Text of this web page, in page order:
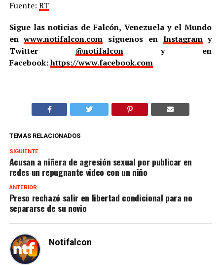
Fuente: RT
Sigue las noticias de Falcón, Venezuela y el Mundo
enwww.notifalcon.com síguenos en Instagramy
Twitter @notifalcony en
Facebook:https://www.facebook.com
TEMAS RELACIONADOS
SIGUIENTE
Acusan a niñera de agresión sexual por publicar en
redes un repugnante video con un niño
ANTERIOR
Preso rechazó salir en libertad condicional para no
separarse de su novio
Notifalcon